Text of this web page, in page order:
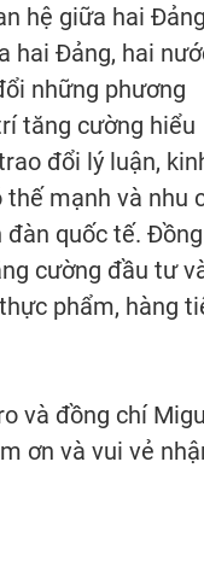
hệ giữa hai
hai Đảng, hai
những phương
tăng cường hiểu
đổi lý luận,
mạnh và nhu
đàn quốc tế. Đồng
cường đầu tư
phẩm, hàng
và đồng chí
ơn và vui vẻ